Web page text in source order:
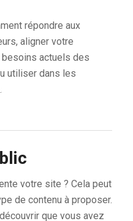
répondre aux
aligner votre
actuels des
utiliser dans les
votre site ? Cela peut
de contenu à proposer.
que vous avez